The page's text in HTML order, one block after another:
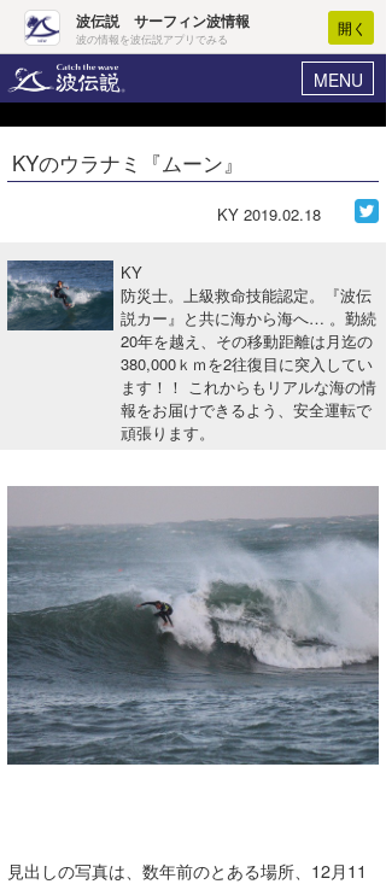
波伝説 サーフィン波情報
波の情報を波伝説アプリでみる
開く
MENU
ヘルプ マイホーム
ログイン
波情報･概況
WAVE HUNTER波予想ツール
今月のプレゼント
KYのウラナミ『ムーン』
KY 2019.02.18
KY
防災士。上級救命技能認定。『波伝
説カー』と共に海から海へ… 。勤続
20年を越え、その移動距離は月迄の
380,000ｋｍを2往復目に突入してい
ます！！ これからもリアルな海の情
報をお届けできるよう、安全運転で
頑張ります。
見出しの写真は、数年前のとある場所、12月11
Core Surf Japan
ファッション/グッズ
アート＆エンタメ
千葉北
伊豆
千葉南
大阪
お知らせ
その他
ルール＆How to
VOTE!